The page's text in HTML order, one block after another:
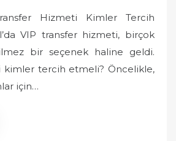
Hizmeti Kimler Tercih
VIP transfer hizmeti, birçok
bir seçenek haline geldi.
kimler tercih etmeli? Öncelikle,
için…